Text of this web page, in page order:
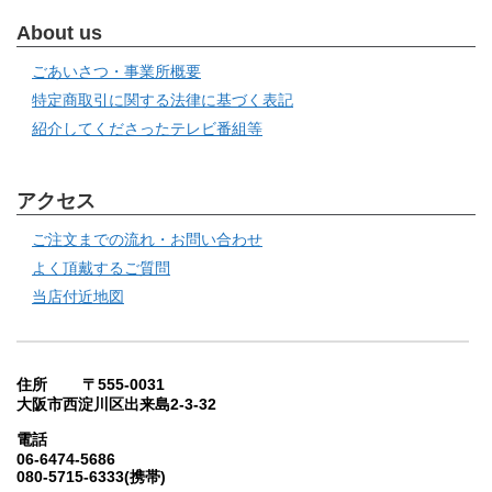
About us
ごあいさつ・事業所概要
特定商取引に関する法律に基づく表記
紹介してくださったテレビ番組等
アクセス
ご注文までの流れ・お問い合わせ
よく頂戴するご質問
当店付近地図
住所 〒555-0031
大阪市西淀川区出来島2-3-32
電話
06-6474-5686
080-5715-6333(携帯)